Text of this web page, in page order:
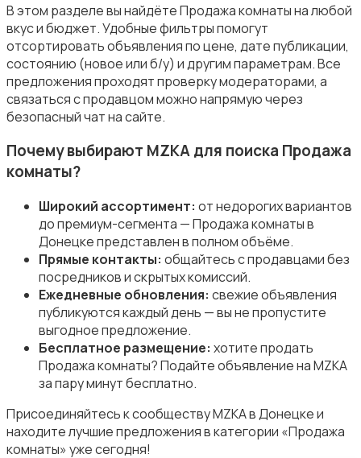
В этом разделе вы найдёте Продажа комнаты на любой
вкус и бюджет. Удобные фильтры помогут
отсортировать объявления по цене, дате публикации,
состоянию (новое или б/у) и другим параметрам. Все
предложения проходят проверку модераторами, а
связаться с продавцом можно напрямую через
безопасный чат на сайте.
Почему выбирают MZKA для поиска Продажа
комнаты?
Широкий ассортимент: от недорогих вариантов
до премиум-сегмента — Продажа комнаты в
Донецке представлен в полном объёме.
Прямые контакты: общайтесь с продавцами без
посредников и скрытых комиссий.
Ежедневные обновления: свежие объявления
публикуются каждый день — вы не пропустите
выгодное предложение.
Бесплатное размещение: хотите продать
Продажа комнаты? Подайте объявление на MZKA
за пару минут бесплатно.
Присоединяйтесь к сообществу MZKA в Донецке и
находите лучшие предложения в категории «Продажа
комнаты» уже сегодня!